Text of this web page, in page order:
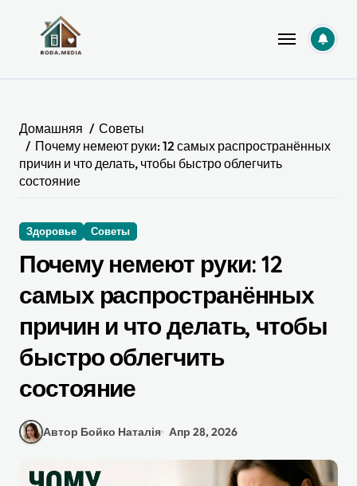
содержанию
Домашняя
Советы
Почему немеют руки: 12 самых распространённых
причин и что делать, чтобы быстро облегчить
состояние
Здоровье Советы
Почему немеют руки: 12
самых распространённых
причин и что делать, чтобы
быстро облегчить
состояние
Автор Бойко Наталія Апр 28, 2026